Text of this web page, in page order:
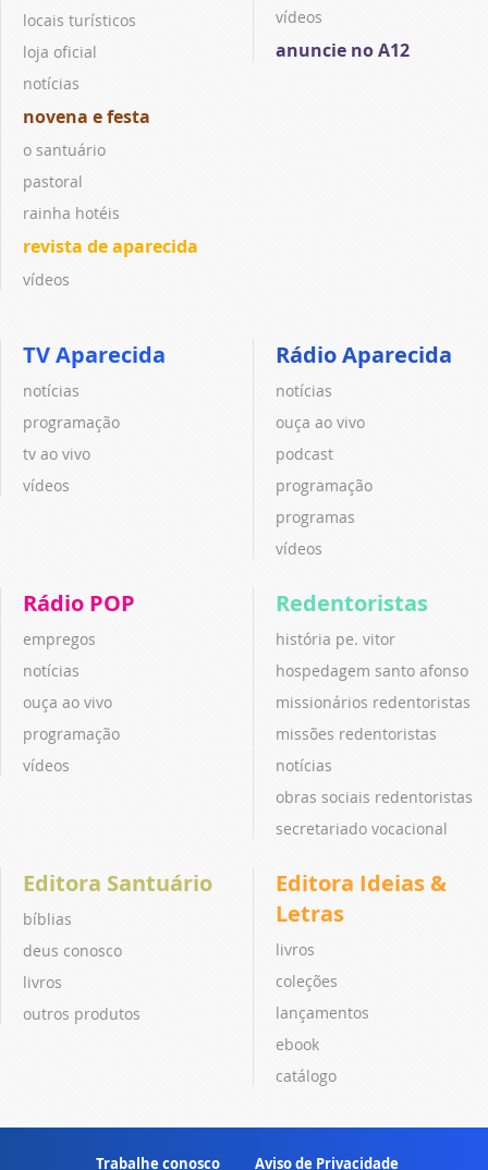
locais turísticos
loja oficial
notícias
novena e festa
o santuário
pastoral
rainha hotéis
revista de aparecida
vídeos
vídeos
anuncie no A12
TV Aparecida
notícias
programação
tv ao vivo
vídeos
Rádio Aparecida
notícias
ouça ao vivo
podcast
programação
programas
vídeos
Rádio POP
empregos
notícias
ouça ao vivo
programação
vídeos
Redentoristas
história pe. vitor
hospedagem santo afonso
missionários redentoristas
missões redentoristas
notícias
obras sociais redentoristas
secretariado vocacional
Editora Santuário
bíblias
deus conosco
livros
outros produtos
Editora Ideias &
Letras
livros
coleções
lançamentos
ebook
catálogo
Trabalhe conosco Aviso de Privacidade